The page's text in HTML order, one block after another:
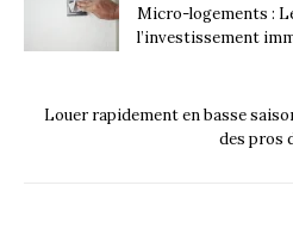
Micro-logements :
l’investissement
Louer rapidement en basse
des pros